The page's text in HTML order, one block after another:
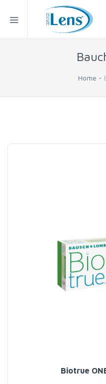
Home
Biotrue